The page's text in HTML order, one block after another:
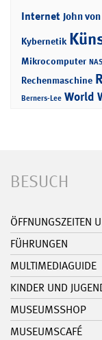
Internet John
Kybernetik
Mikrocomputer
Rechenmaschine
Berners-Lee World
BESUCH
ÖFFNUNGSZEITEN
FÜHRUNGEN
MULTIMEDIAGUIDE
KINDER UND
MUSEUMSSHOP
MUSEUMSCAFÉ